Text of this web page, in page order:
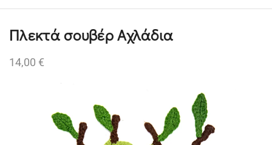
Πλεκτά σουβέρ Αχλάδια
14,00 €